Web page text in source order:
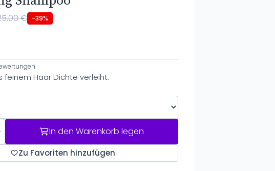
€ -39%
feinem Haar Dichte verleiht.
In den Warenkorb legen
Zu Favoriten hinzufügen